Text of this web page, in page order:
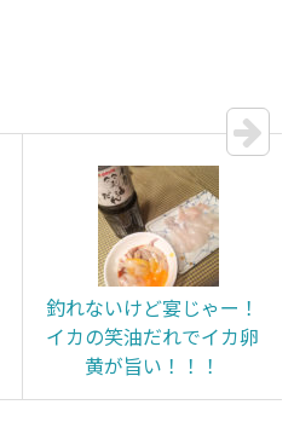
釣れないけど宴じゃー！
イカの笑油だれでイカ卵
黄が旨い！！！